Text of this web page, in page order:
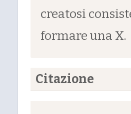
creatosi
formare una X.
Citazione